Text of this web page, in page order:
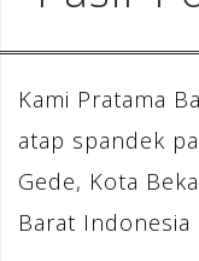
Kami Pratama
atap spandek
Gede, Kota
Barat Indonesia